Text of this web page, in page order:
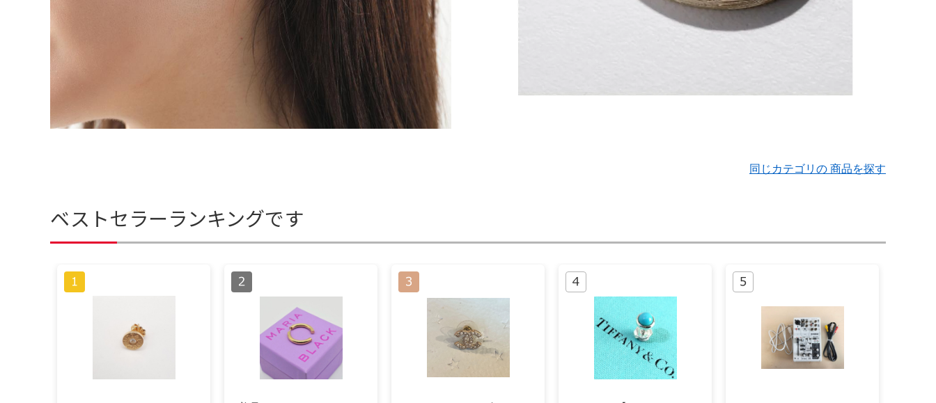
同じカテゴリの 商品を探す
ベストセラーランキングです